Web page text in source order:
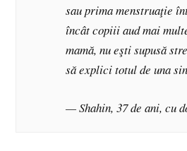
sau prima menstruaţie
încât copiii aud mai
mamă, nu eşti supusă
să explici totul de una
— Shahin, 37 de ani, cu